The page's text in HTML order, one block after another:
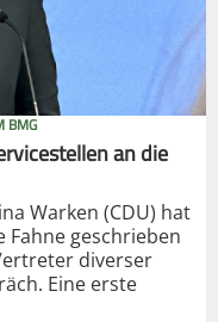
BMG
an die
Warken (CDU) hat
geschrieben
diverser
Eine erste